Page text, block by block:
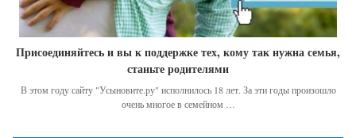
Присоединяйтесь и вы к поддержке тех, кому так нужна семья,
станьте родителями
В этом году сайту "Усыновите.ру" исполнилось 18 лет. За эти годы произошло
очень многое в семейном …